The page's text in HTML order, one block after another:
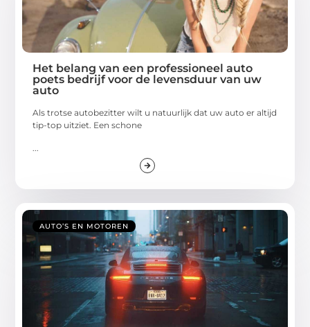
Het belang van een professioneel auto
poets bedrijf voor de levensduur van uw
auto
Als trotse autobezitter wilt u natuurlijk dat uw auto er altijd
tip-top uitziet. Een schone
AUTO’S EN MOTOREN